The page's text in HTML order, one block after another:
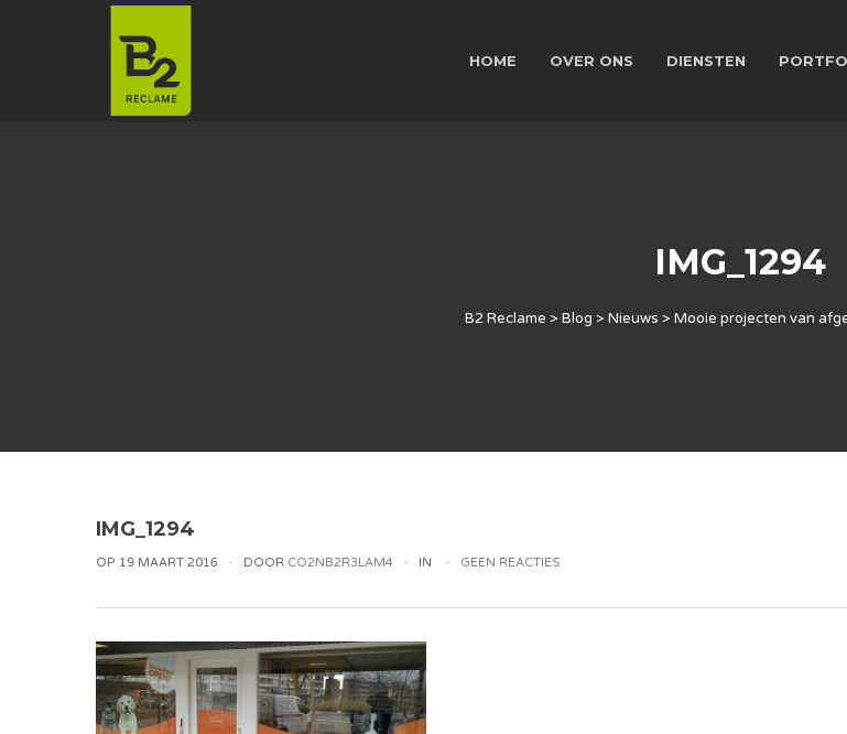
HOME OVER ONS DIENSTEN
IMG_1294
B2 Reclame > Blog > Nieuws > Mooie projecten van
IMG_1294
OP 19 MAART 2016 DOOR CO2NB2R3LAM4 IN GEEN REACTIES